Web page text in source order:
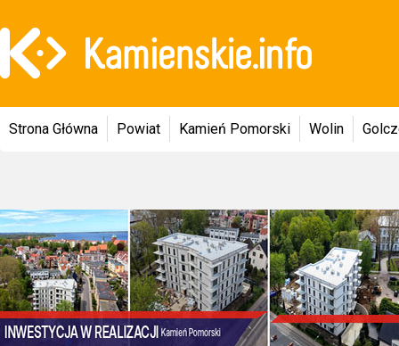
Strona Główna Powiat Kamień Pomorski Wolin